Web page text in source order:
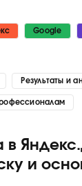
Google
Результаты и
в
и